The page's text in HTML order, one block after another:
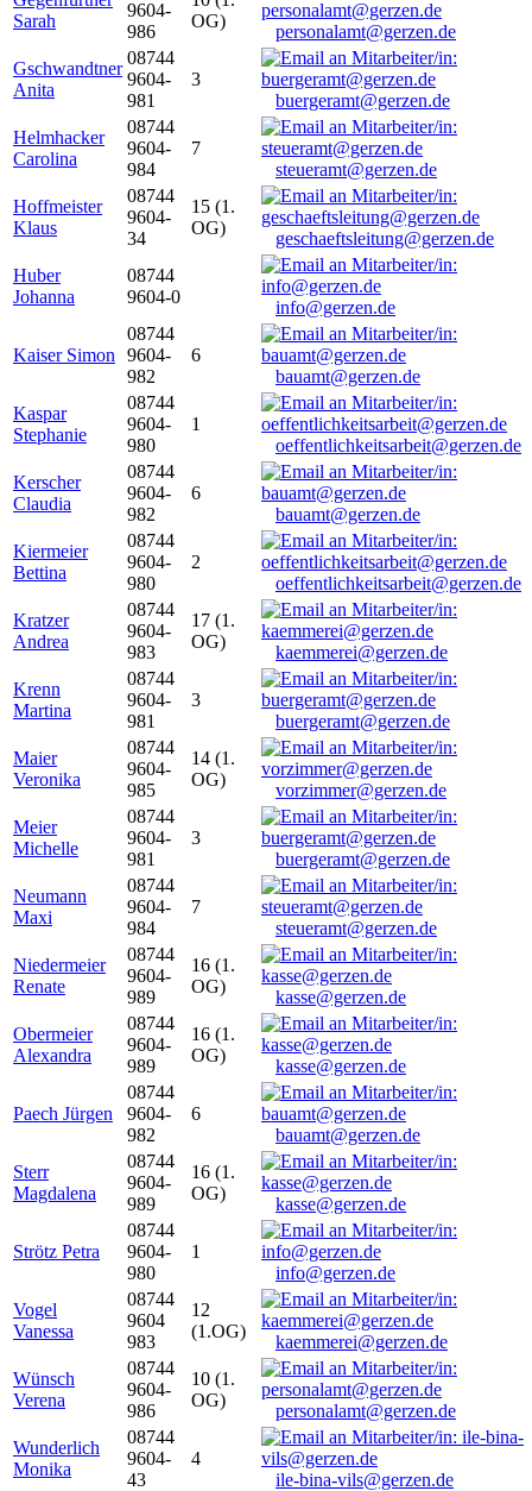
Sarah
9604-
986
OG)
personalamt@gerzen.de
Gschwandtner
Anita
08744
9604-
981
3
buergeramt@gerzen.de
Helmhacker
Carolina
08744
9604-
984
7
steueramt@gerzen.de
Hoffmeister
Klaus
08744
9604-
34
15 (1.
OG)
geschaeftsleitung@gerzen.de
Huber
Johanna
08744
9604-0
info@gerzen.de
Kaiser Simon
08744
9604-
982
6
bauamt@gerzen.de
Kaspar
Stephanie
08744
9604-
980
1
oeffentlichkeitsarbeit@gerzen.de
Kerscher
Claudia
08744
9604-
982
6
bauamt@gerzen.de
Kiermeier
Bettina
08744
9604-
980
2
oeffentlichkeitsarbeit@gerzen.de
Kratzer
Andrea
08744
9604-
983
17 (1.
OG)
kaemmerei@gerzen.de
Krenn
Martina
08744
9604-
981
3
buergeramt@gerzen.de
Maier
Veronika
08744
9604-
985
14 (1.
OG)
vorzimmer@gerzen.de
Meier
Michelle
08744
9604-
981
3
buergeramt@gerzen.de
Neumann
Maxi
08744
9604-
984
7
steueramt@gerzen.de
Niedermeier
Renate
08744
9604-
989
16 (1.
OG)
kasse@gerzen.de
Obermeier
Alexandra
08744
9604-
989
16 (1.
OG)
kasse@gerzen.de
Paech Jürgen
08744
9604-
982
6
bauamt@gerzen.de
Sterr
Magdalena
08744
9604-
989
16 (1.
OG)
kasse@gerzen.de
Strötz Petra
08744
9604-
980
1
info@gerzen.de
Vogel
Vanessa
08744
9604
983
12
(1.OG)
kaemmerei@gerzen.de
Wünsch
Verena
08744
9604-
986
10 (1.
OG)
personalamt@gerzen.de
Wunderlich
Monika
08744
9604-
43
4
ile-bina-vils@gerzen.de